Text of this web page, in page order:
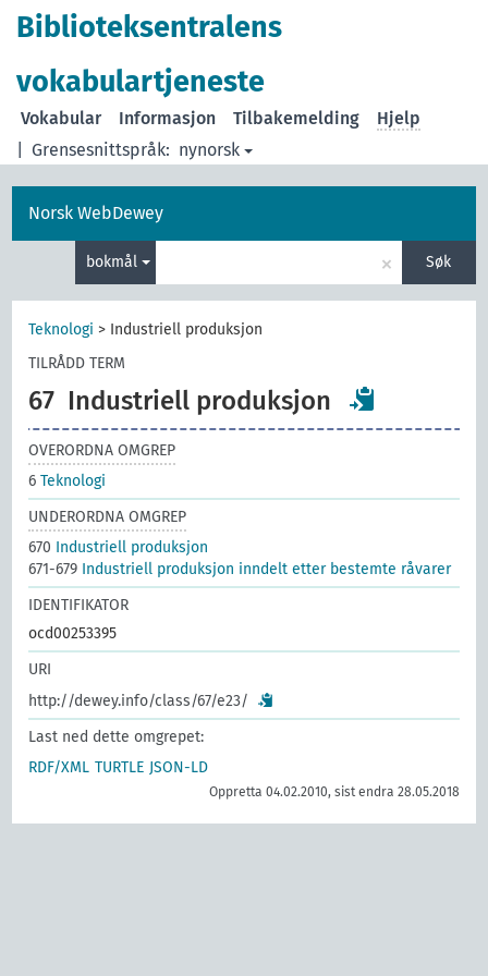
Biblioteksentralens
vokabulartjeneste
Grensesnittspråk: nynorsk
Vokabular Informasjon Tilbakemelding Hjelp
Norsk WebDewey
bokmål × Søk
Teknologi > Industriell produksjon
TILRÅDD TERM
67 Industriell produksjon
OVERORDNA OMGREP
6Teknologi
UNDERORDNA OMGREP
670 Industriell produksjon
671-679 Industriell produksjon inndelt etter bestemte råvarer
IDENTIFIKATOR
ocd00253395
URI
http://dewey.info/class/67/e23/
Last ned dette omgrepet:
RDF/XML TURTLE JSON-LD
Oppretta 04.02.2010, sist endra 28.05.2018